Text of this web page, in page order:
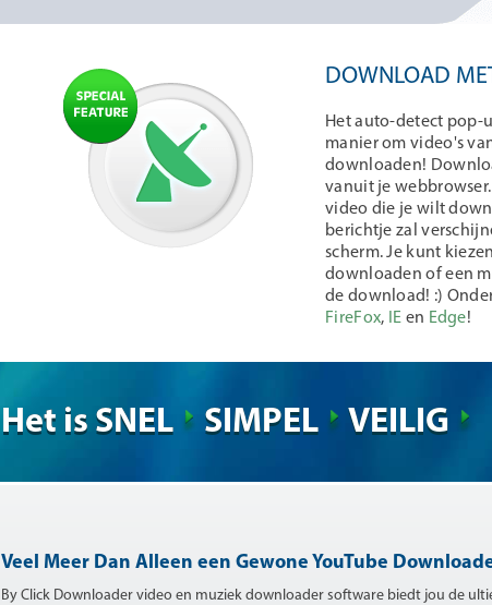
DOWNLOAD
Het auto-detect pop-
manier om video's
downloaden!
vanuit je
video die je wilt
berichtje zal
scherm. Je kunt
downloaden of een
de download! :)
FireFox, IE en Edge!
Het is SNEL SIMPEL VEILIG
Veel Meer Dan Alleen een Gewone YouTube
By Click Downloader video en muziek downloader software biedt jou de